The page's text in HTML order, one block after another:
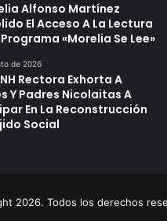
Alfonso Martínez
El Acceso A La Lectura
Programa «Morelia Se Lee»
de 2026
Rectora Exhorta A
Y Padres Nicolaitas A
En La Reconstrucción
Social
2026. Todos los derechos